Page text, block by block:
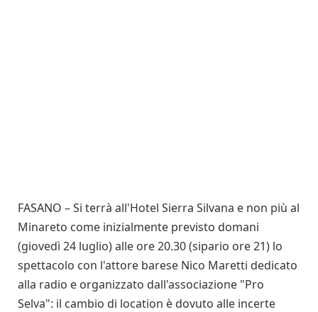
FASANO – Si terrà all'Hotel Sierra Silvana e non più al
Minareto come inizialmente previsto domani
(giovedì 24 luglio) alle ore 20.30 (sipario ore 21) lo
spettacolo con l'attore barese Nico Maretti dedicato
alla radio e organizzato dall'associazione "Pro
Selva": il cambio di location è dovuto alle incerte